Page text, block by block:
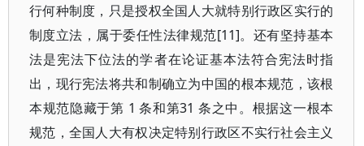
行何种制度，只是授权全国人大就特别行政区实行的
制度立法，属于委任性法律规范[11]。还有坚持基本
法是宪法下位法的学者在论证基本法符合宪法时指
出，现行宪法将共和制确立为中国的根本规范，该根
本规范隐藏于第 1 条和第31 条之中。根据这一根本
规范，全国人大有权决定特别行政区不实行社会主义